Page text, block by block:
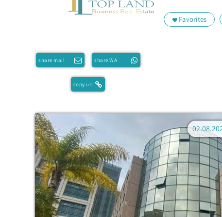
Favorites
share WA
share mail
copy url